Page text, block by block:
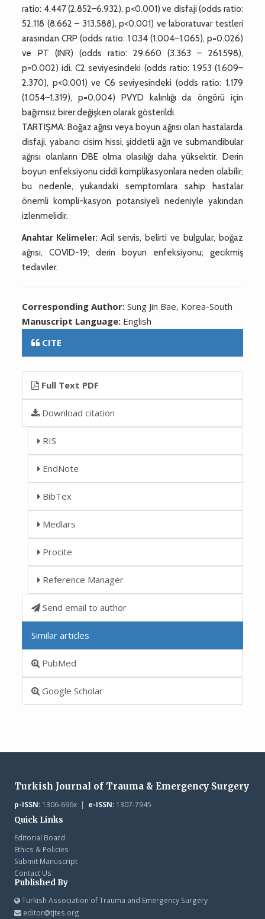
ratio: 4.447 (2.852–6.932), p<0.001) ve disfaji (odds ratio:
52.118 (8.662 – 313.588), p<0.001) ve laboratuvar testleri
arasından CRP (odds ratio: 1.034 (1.004–1.065), p=0.026)
ve PT (INR) (odds ratio: 29.660 (3.363 – 261.598),
p=0.002) idi. C2 seviyesindeki (odds ratio: 1.953 (1.609–
2.370), p<0.001) ve C6 seviyesindeki (odds ratio: 1.179
(1.054–1.319), p=0.004) PVYD kalınlığı da öngörü için
bağımsız birer değişken olarak gösterildi.
TARTIŞMA: Boğaz ağrısı veya boyun ağrısı olan hastalarda
disfaji, yabancı cisim hissi, şiddetli ağrı ve submandibular
ağrısı olanların DBE olma olasılığı daha yüksektir. Derin
boyun enfeksiyonu ciddi komplikasyonlara neden olabilir;
bu nedenle, yukarıdaki semptomlara sahip hastalar
önemli kompli-kasyon potansiyeli nedeniyle yakından
izlenmelidir.
Anahtar Kelimeler: Acil servis, belirti ve bulgular, boğaz
ağrısı, COVID-19; derin boyun enfeksiyonu; gecikmiş
tedaviler.
Corresponding Author:Sung Jin Bae, Korea-South
Manuscript Language: English
CITE
Full Text PDF
Download citation
RIS
EndNote
BibTex
Medlars
Procite
Reference Manager
Send email to author
Similar articles
PubMed
Google Scholar
Turkish Journal of Trauma & Emergency Surgery
p-ISSN:1306-696x | e-ISSN:1307-7945
Quick Links
Editorial Board
Ethics & Policies
Submit Manuscript
Contact Us
Published By
Turkish Association of Trauma and Emergency Surgery
editor@tjtes.org